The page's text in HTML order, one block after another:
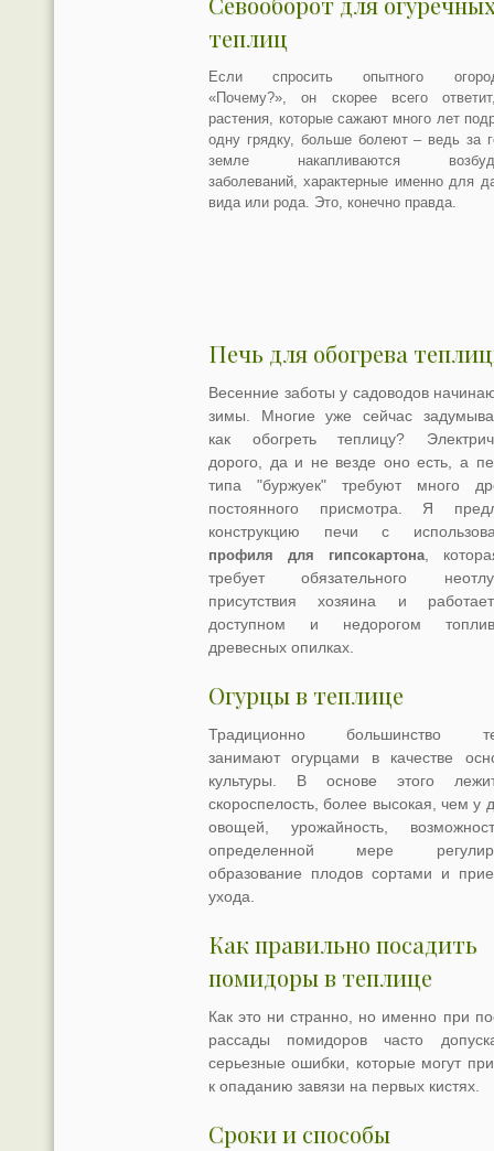
теплиц
Если спросить опытного
«Почему?», он скорее всего
растения, которые сажают много лет
одну грядку, больше болеют – ведь за
земле накапливаются
заболеваний, характерные именно для
вида или рода. Это, конечно правда.
Печь для обогрева
Весенние заботы у садоводов
зимы. Многие уже сейчас
как обогреть теплицу?
дорого, да и не везде оно есть, а
типа "буржуек" требуют много
постоянного присмотра. Я
конструкцию печи с
профиля для гипсокартона,
требует обязательного
присутствия хозяина и
доступном и недорогом
древесных опилках.
Огурцы в теплице
Традиционно большинство
занимают огурцами в качестве
культуры. В основе этого
скороспелость, более высокая, чем у
овощей, урожайность,
определенной мере
образование плодов сортами и
ухода.
Как правильно посадить
помидоры в теплице
Как это ни странно, но именно при
рассады помидоров часто
серьезные ошибки, которые могут
к опаданию завязи на первых кистях.
Сроки и способы